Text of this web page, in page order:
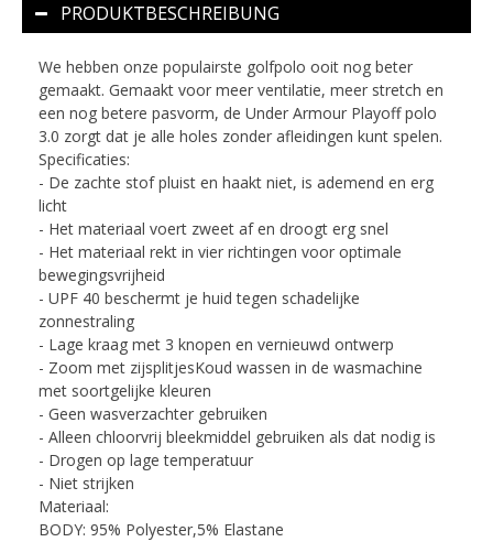
PRODUKTBESCHREIBUNG
We hebben onze populairste golfpolo ooit nog beter
gemaakt. Gemaakt voor meer ventilatie, meer stretch en
een nog betere pasvorm, de Under Armour Playoff polo
3.0 zorgt dat je alle holes zonder afleidingen kunt spelen.
Specificaties:
- De zachte stof pluist en haakt niet, is ademend en erg
licht
- Het materiaal voert zweet af en droogt erg snel
- Het materiaal rekt in vier richtingen voor optimale
bewegingsvrijheid
- UPF 40 beschermt je huid tegen schadelijke
zonnestraling
- Lage kraag met 3 knopen en vernieuwd ontwerp
- Zoom met zijsplitjesKoud wassen in de wasmachine
met soortgelijke kleuren
- Geen wasverzachter gebruiken
- Alleen chloorvrij bleekmiddel gebruiken als dat nodig is
- Drogen op lage temperatuur
- Niet strijken
Materiaal:
BODY: 95% Polyester,5% Elastane